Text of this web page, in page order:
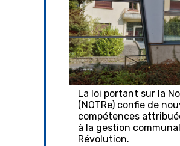
La loi portant sur la
(NOTRe) confie de
compétences
à la gestion
Révolution.